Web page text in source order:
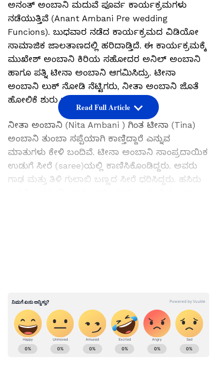
ಅನಂತ್ ಅಂಬಾನಿ ಮದುವೆ ಪೂರ್ವ ಕಾರ್ಯಕ್ರಮಗಳು
ನಡೆಯುತ್ತಿವೆ (Anant Ambani Pre wedding
Funcions). ಬುಧವಾರ ನಡೆದ ಕಾರ್ಯಕ್ರಮದ ವಿಡಿಯೋ
ಸಾಮಾಜಿಕ ಜಾಲತಾಣದಲ್ಲಿ ಹರಿದಾಡ್ತಿದೆ. ಈ ಕಾರ್ಯಕ್ರಮಕ್ಕೆ
ಮುಖೇಶ್ ಅಂಬಾನಿ ಕಿರಿಯ ಸಹೋದರ ಅನಿಲ್ ಅಂಬಾನಿ
ಹಾಗೂ ಪತ್ನಿ ಟೀನಾ ಅಂಬಾನಿ ಆಗಮಿಸಿದ್ರು. ಟೀನಾ
ಅಂಬಾನಿ ಲುಕ್ ನೋಡಿ ನೆಟ್ಟಿಗರು, ನೀತಾ ಅಂಬಾನಿ ಜೊತೆ
ಹೋಲಿಕೆ ಶುರು ಮಾಡಿದ್ದಾರೆ.
ನೀತಾ ಅಂಬಾನಿ (Nita Ambani ) ಗಿಂತ ಟೀನಾ (Tina)
ಅಂಬಾನಿ ತುಂಬಾ ಸಪ್ಪೆಯಾಗಿ ಕಾಣ್ತಿದ್ದಾರೆ ಎನ್ನುವ
ಮಾತುಗಳು ಕೇಳಿ ಬಂದಿವೆ. ಟೀನಾ ಅಂಬಾನಿ ಸಾಂಪ್ರದಾಯಿಕ
ಉಡುಗೆ ಸೀರೆ (saree)ಯಲ್ಲಿ ಕಾಣಿಸಿಕೊಂಡಿದ್ದರು. ಅವರು
ಗಾಢ ಮತ್ತು ತಿಳಿ ಗುಲಾಬಿ ಬಣ್ಣದ ಸೀರೆ ಧರಿಸಿದ್ದರು. ಹಸಿರು
ಜ್ವರದಲ್ಲೇ ಸೆಟ್​ಗೆ ಹೋಗಿದ್ದೆ- ಮೊದಲ ಬಾರಿ ಉಪೇಂದ್ರ
ನೋಡಿ ಅವಳು ಬೇಕು ಅಂದ್ರು... ಪ್ರಿಯಾಂಕಾ ಮೆಲುಕು
Read Full Article
ABOUT THE AUTHOR